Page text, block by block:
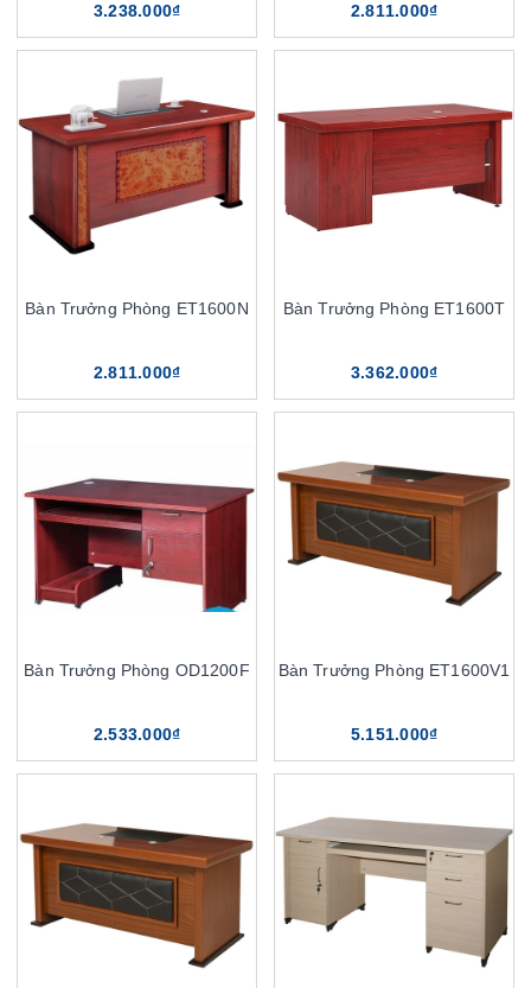
3.238.000₫ 2.811.000₫
Bàn Trưởng Phòng ET1600N
2.811.000₫
Bàn Trưởng Phòng ET1600T
3.362.000₫
Bàn Trưởng Phòng OD1200F
2.533.000₫
Bàn Trưởng Phòng ET1600V1
5.151.000₫